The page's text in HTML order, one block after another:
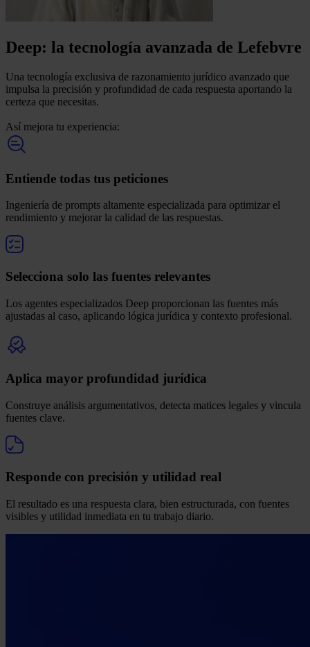
Deep: la tecnología avanzada de Lefebvre
Una tecnología exclusiva de razonamiento jurídico avanzado que
impulsa la precisión y profundidad de cada respuesta aportando la
certeza que necesitas.
Así mejora tu experiencia:
Entiende todas tus peticiones
Ingeniería de prompts altamente especializada para optimizar el
rendimiento y mejorar la calidad de las respuestas.
Selecciona solo las fuentes relevantes
Los agentes especializados Deep proporcionan las fuentes más
ajustadas al caso, aplicando lógica jurídica y contexto profesional.
Aplica mayor profundidad jurídica
Construye análisis argumentativos, detecta matices legales y vincula
fuentes clave.
Responde con precisión y utilidad real
El resultado es una respuesta clara, bien estructurada, con fuentes
visibles y utilidad inmediata en tu trabajo diario.